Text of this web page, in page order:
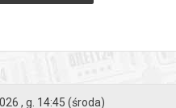
pieluszki - reż. Anna
- reż. Marta Stróżycka.
, g. 14:45 (środa)